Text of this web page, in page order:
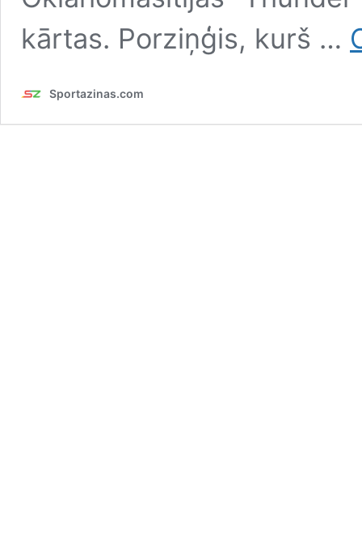
kārtas. Porziņģis, kurš …
Sportazinas.com